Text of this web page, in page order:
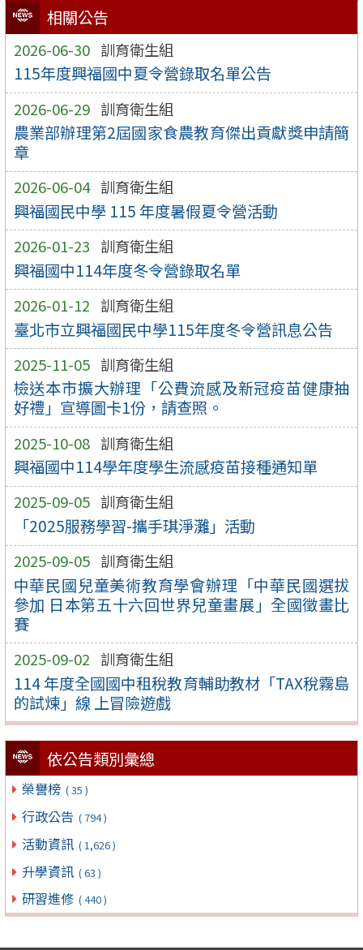
相關公告
2026-06-30 訓育衛生組
115年度興福國中夏令營錄取名單公告
2026-06-29 訓育衛生組
農業部辦理第2屆國家食農教育傑出貢獻獎申請簡
章
2026-06-04 訓育衛生組
興福國民中學 115 年度暑假夏令營活動
2026-01-23 訓育衛生組
興福國中114年度冬令營錄取名單
2026-01-12 訓育衛生組
臺北市立興福國民中學115年度冬令營訊息公告
2025-11-05 訓育衛生組
檢送本市擴大辦理「公費流感及新冠疫苗健康抽
好禮」宣導圖卡1份，請查照。
2025-10-08 訓育衛生組
興福國中114學年度學生流感疫苗接種通知單
2025-09-05 訓育衛生組
「2025服務學習-攜手琪淨灘」活動
2025-09-05 訓育衛生組
中華民國兒童美術教育學會辦理「中華民國選拔
參加 日本第五十六回世界兒童畫展」全國徵畫比
賽
2025-09-02 訓育衛生組
114 年度全國國中租稅教育輔助教材「TAX稅霧島
的試煉」線 上冒險遊戲
依公告類別彙總
榮譽榜 ( 35 )
行政公告 ( 794 )
活動資訊 ( 1,626 )
升學資訊 ( 63 )
研習進修 ( 440 )